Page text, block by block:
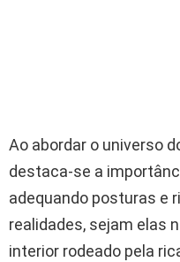
Ao abordar o universo
destaca-se a
adequando posturas e
realidades, sejam elas
interior rodeado pela